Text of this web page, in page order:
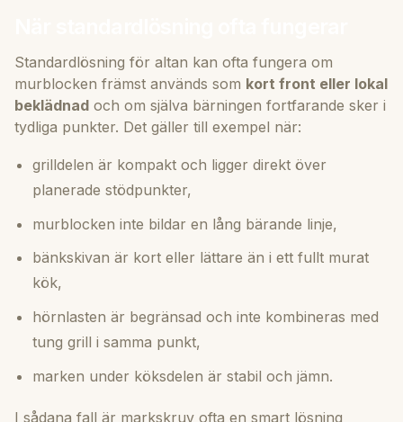
Standardlösning för altan kan ofta fungera om
murblocken främst används som kort front eller lokal
beklädnad och om själva bärningen fortfarande sker i
tydliga punkter. Det gäller till exempel när:
grilldelen är kompakt och ligger direkt över
planerade stödpunkter,
murblocken inte bildar en lång bärande linje,
bänkskivan är kort eller lättare än i ett fullt murat
kök,
hörnlasten är begränsad och inte kombineras med
tung grill i samma punkt,
marken under köksdelen är stabil och jämn.
I sådana fall är markskruv ofta en smart lösning